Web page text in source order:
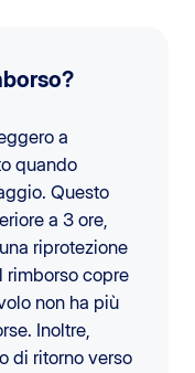
a
quando
Questo
a 3 ore,
riprotezione
rimborso copre
non ha più
Inoltre,
di ritorno verso